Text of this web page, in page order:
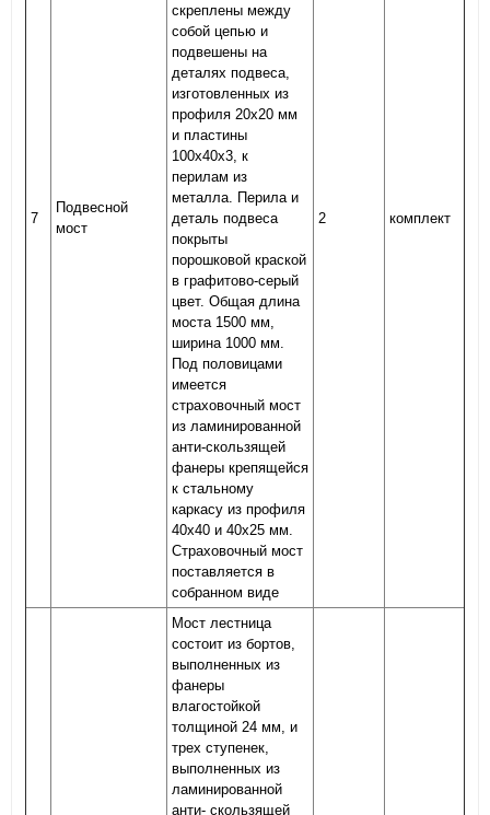
7
Подвесной
мост
скреплены между
собой цепью и
подвешены на
деталях подвеса,
изготовленных из
профиля 20х20 мм
и пластины
100х40х3, к
перилам из
металла. Перила и
деталь подвеса
покрыты
порошковой краской
в графитово-серый
цвет. Общая длина
моста 1500 мм,
ширина 1000 мм.
Под половицами
имеется
страховочный мост
из ламинированной
анти-скользящей
фанеры крепящейся
к стальному
каркасу из профиля
40х40 и 40х25 мм.
Страховочный мост
поставляется в
собранном виде
2 комплект
Мост лестница
состоит из бортов,
выполненных из
фанеры
влагостойкой
толщиной 24 мм, и
трех ступенек,
выполненных из
ламинированной
анти- скользящей